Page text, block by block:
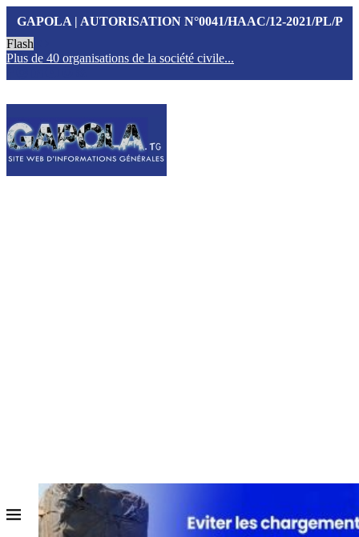
GAPOLA | AUTORISATION N°0041/HAAC/12-2021/PL/P
Flash
Plus de 40 organisations de la société civile...